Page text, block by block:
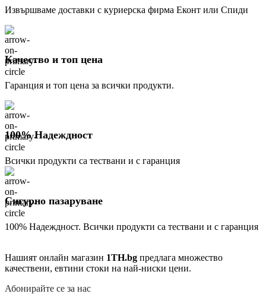
Извършваме доставки с куриерска фирма Еконт или Спиди
Качество и топ цена
Гаранция и топ цена за всички продукти.
100% Надеждност
Всички продукти са тествани и с гаранция
Сигурно пазаруване
100% Надеждност. Всички продукти са тествани и с гаранция
Нашият онлайн магазин 1TH.bg предлага множество
качествени, евтини стоки на най-ниски цени.
Абонирайте се за нас